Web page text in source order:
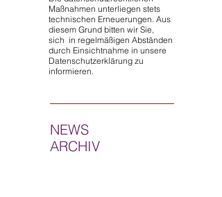
Maßnahmen unterliegen stets
technischen Erneuerungen. Aus
diesem Grund bitten wir Sie,
sich in regelmäßigen Abständen
durch Einsichtnahme in unsere
Datenschutzerklärung zu
informieren.
NEWS
ARCHIV